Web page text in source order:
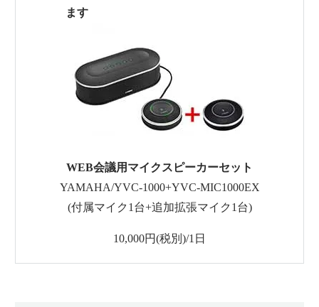
ます
WEB会議用マイクスピーカーセット
YAMAHA/YVC-1000+YVC-MIC1000EX
(付属マイク1台+追加拡張マイク1台)
10,000円(税別)/1日